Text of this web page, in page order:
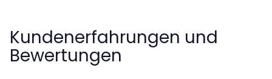
Kundenerfahrungen und
Bewertungen